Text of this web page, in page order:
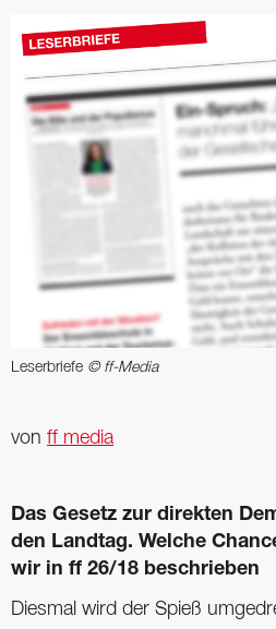
Leserbriefe © ff-Media
von ff media
Das Gesetz zur direkten
den Landtag. Welche
wir in ff 26/18 beschrieben
Diesmal wird der Spieß